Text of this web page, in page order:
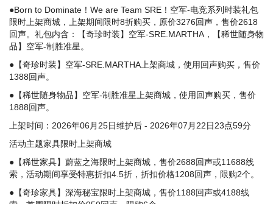
●Born to Dominate！We are Team SRE！空军-电竞系列时装礼包
限时上架商城，上架期间限时8折购买，原价3276回声，售价2618
回声。礼包内含：【奇珍时装】空军-SRE.MARTHA，【稀世随身物
品】空军-制胜准星。
●【奇珍时装】空军-SRE.MARTHA上架商城，使用回声购买，售价
1388回声。
●【稀世随身物品】空军-制胜准星上架商城，使用回声购买，售价
1888回声。
上架时间：2026年06月25日维护后 - 2026年07月22日23点59分
活动主题家具限时上架商城
●【稀世家具】蔚蓝之海限时上架商城，售价2688回声或11688线
索，活动期间享受特惠折扣4.5折，折扣价格1208回声，限购2个。
●【奇珍家具】深海秘宝限时上架商城，售价1188回声或4188线